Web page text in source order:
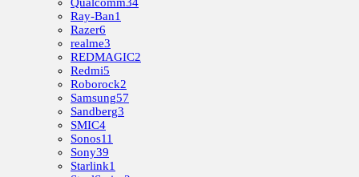
Qualcomm34
Ray-Ban1
Razer6
realme3
REDMAGIC2
Redmi5
Roborock2
Samsung57
Sandberg3
SMIC4
Sonos11
Sony39
Starlink1